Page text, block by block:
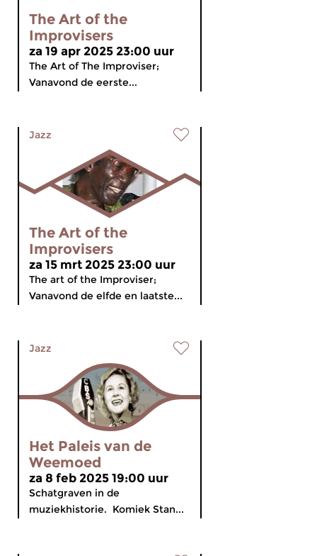
The Art of the
Improvisers
za 19 apr 2025 23:00 uur
The Art of The Improviser;
Vanavond de eerste...
Jazz
The Art of the
Improvisers
za 15 mrt 2025 23:00 uur
The art of the Improviser;
Vanavond de elfde en laatste...
Jazz
Het Paleis van de
Weemoed
za 8 feb 2025 19:00 uur
Schatgraven in de
muziekhistorie. Komiek Stan...